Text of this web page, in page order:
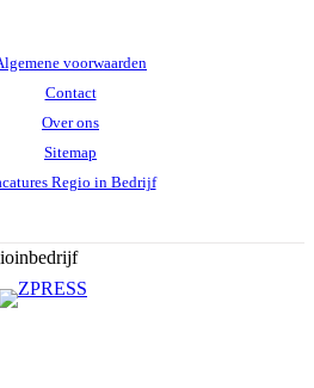
voorwaarden
Contact
Over ons
Sitemap
Regio in Bedrijf